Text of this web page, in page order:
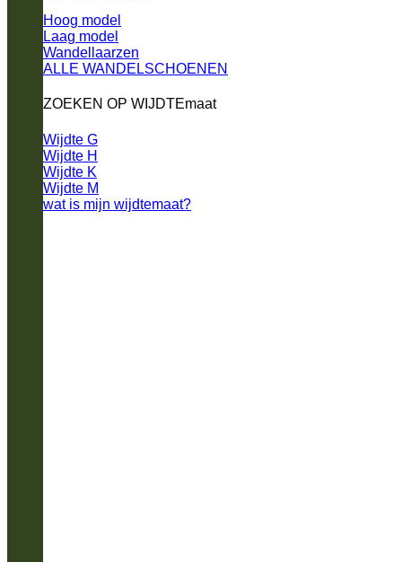
Hoog model
Laag model
Wandellaarzen
ALLE WANDELSCHOENEN
ZOEKEN OP WIJDTEmaat
Wijdte G
Wijdte H
Wijdte K
Wijdte M
wat is mijn wijdtemaat?